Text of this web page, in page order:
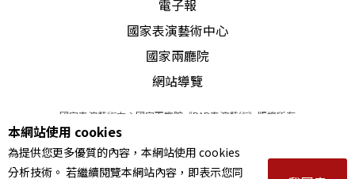
電子報
國家表演藝術中心
國家兩廳院
網站導覽
國家表演藝術中心國家兩廳院《PAR表演藝術》版權所有
© 2022Performing arts redefined. All Rights Reserved
統一編號 Tax Id number 00973926
本站所提供相關演出資訊，如有異動應以主辦單位公告為準。
本網站使用 cookies
為提供您更多優質的內容，本網站使用 cookies
分析技術。 若繼續閱覽本網站內容，即表示您同